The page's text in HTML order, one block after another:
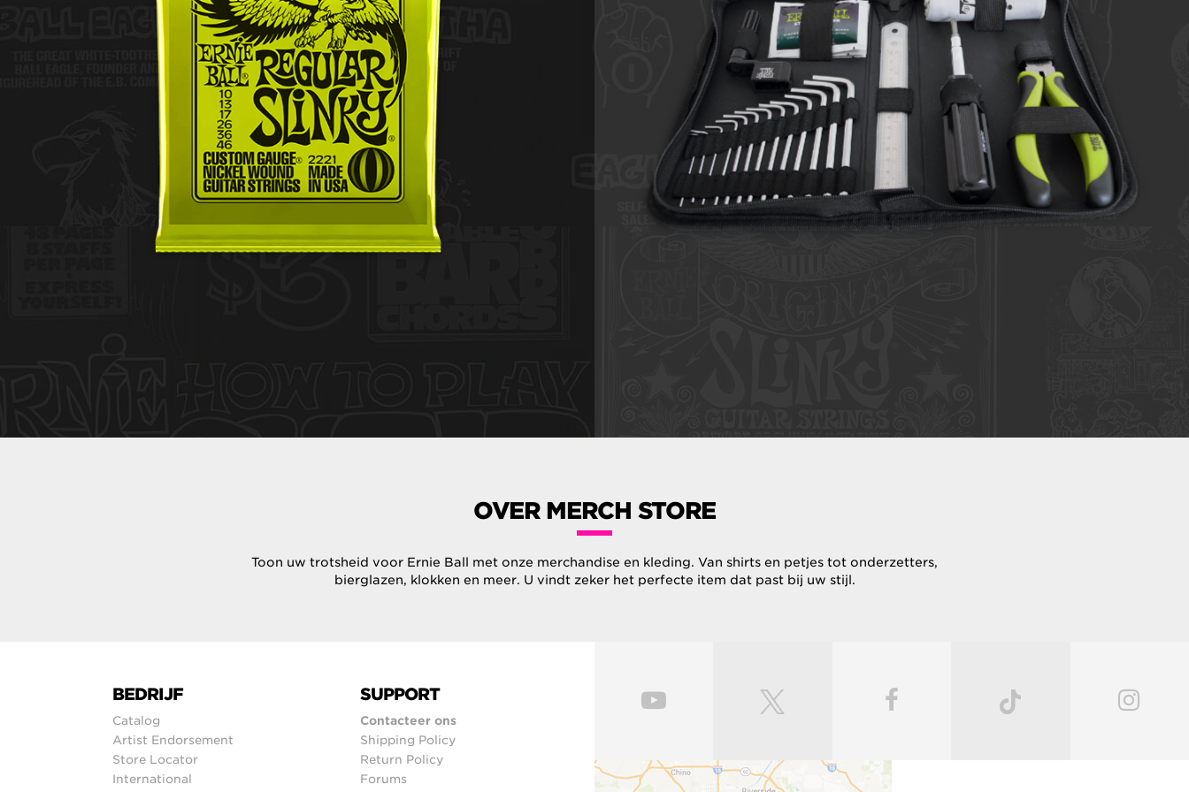
OVER MERCH STORE
Toon uw trotsheid voor Ernie Ball met onze merchandise en kleding. Van shirts en petjes tot onderzetters,
bierglazen, klokken en meer. U vindt zeker het perfecte item dat past bij uw stijl.
BEDRIJF
Catalog
Artist Endorsement
Store Locator
International
SUPPORT
Contacteer ons
Shipping Policy
Return Policy
Forums